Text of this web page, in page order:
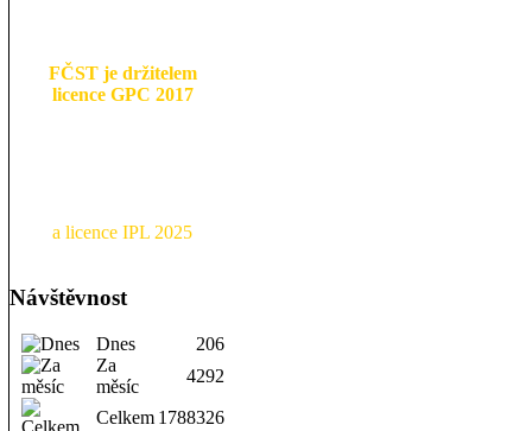
FČST je držitelem
licence GPC 2017
a licence IPL 2025
Návštěvnost
Dnes
206
Za
měsíc
4292
Celkem 1788326